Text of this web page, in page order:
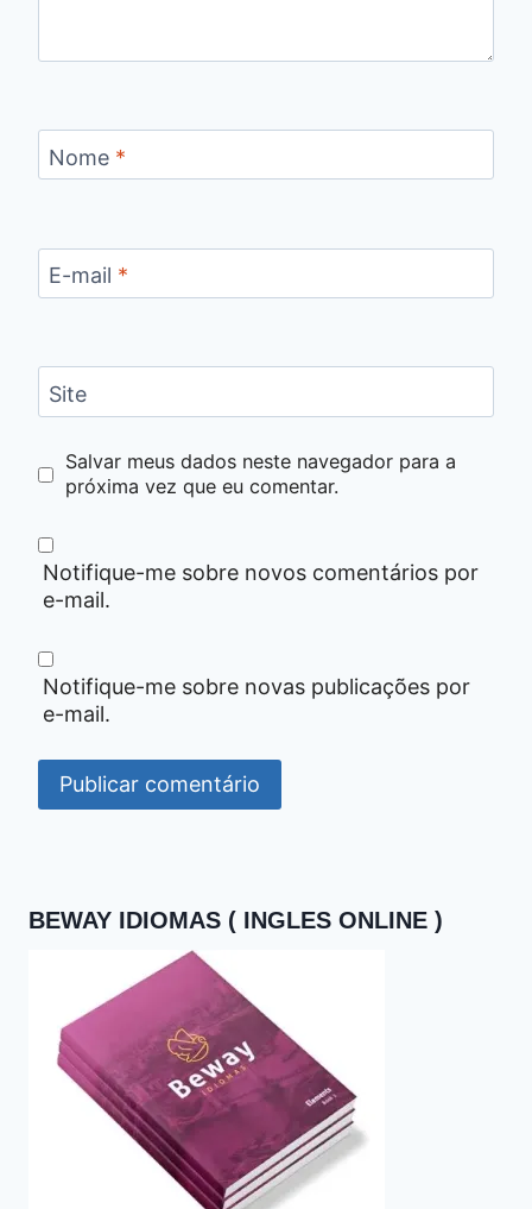
Nome *
E-mail *
Site
Salvar meus dados neste navegador para a
próxima vez que eu comentar.
Notifique-me sobre novos comentários por
e-mail.
Notifique-me sobre novas publicações por
e-mail.
BEWAY IDIOMAS ( INGLES ONLINE )